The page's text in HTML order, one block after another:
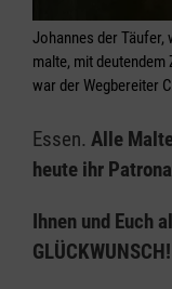
Johannes der Täufer,
malte, mit deutendem
war der Wegbereiter
Essen. Alle
heute ihr
Ihnen und Euch
GLÜCKWUNSCH!